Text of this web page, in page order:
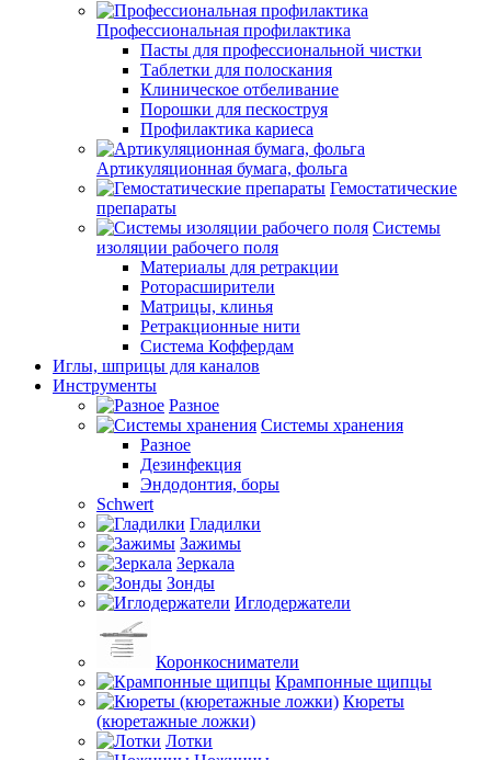
Профессиональная профилактика
Пасты для профессиональной чистки
Таблетки для полоскания
Клиническое отбеливание
Порошки для пескоструя
Профилактика кариеса
Артикуляционная бумага, фольга
Гемостатические
препараты
Системы
изоляции рабочего поля
Материалы для ретракции
Роторасширители
Матрицы, клинья
Ретракционные нити
Система Коффердам
Иглы, шприцы для каналов
Инструменты
Разное
Системы хранения
Разное
Дезинфекция
Эндодонтия, боры
Schwert
Гладилки
Зажимы
Зеркала
Зонды
Иглодержатели
Коронкосниматели
Крампонные щипцы
Кюреты
(кюретажные ложки)
Лотки